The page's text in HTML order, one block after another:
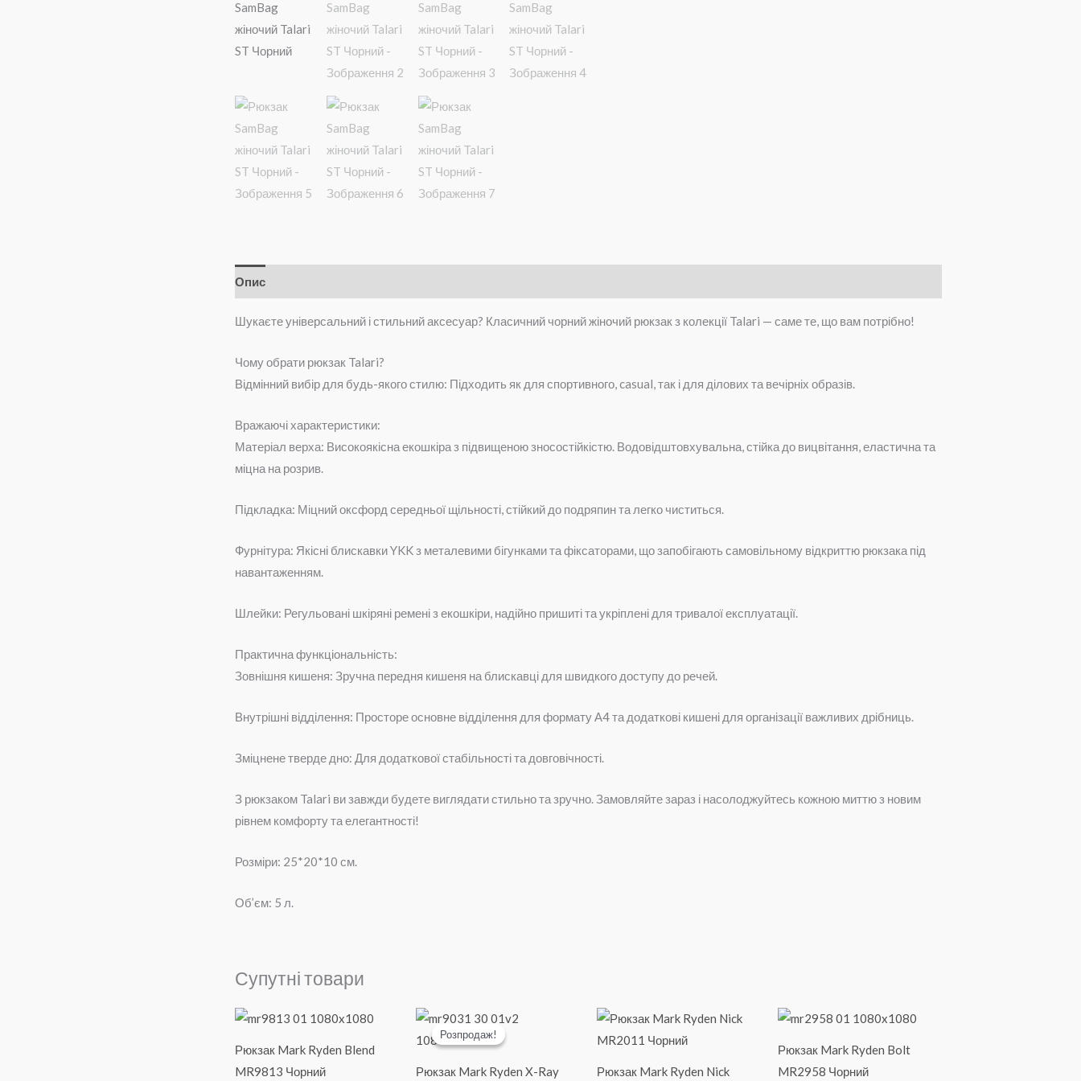
Опис
Шукаєте універсальний і стильний аксесуар? Класичний чорний жіночий рюкзак з колекції Talari — саме те, що вам потрібно!
Чому обрати рюкзак Talari?
Відмінний вибір для будь-якого стилю: Підходить як для спортивного, casual, так і для ділових та вечірніх образів.
Вражаючі характеристики:
Матеріал верха: Високоякісна екошкіра з підвищеною зносостійкістю. Водовідштовхувальна, стійка до вицвітання, еластична та
міцна на розрив.
Підкладка: Міцний оксфорд середньої щільності, стійкий до подряпин та легко чиститься.
Фурнітура: Якісні блискавки YKK з металевими бігунками та фіксаторами, що запобігають самовільному відкриттю рюкзака під
навантаженням.
Шлейки: Регульовані шкіряні ремені з екошкіри, надійно пришиті та укріплені для тривалої експлуатації.
Практична функціональність:
Зовнішня кишеня: Зручна передня кишеня на блискавці для швидкого доступу до речей.
Внутрішні відділення: Просторе основне відділення для формату А4 та додаткові кишені для організації важливих дрібниць.
Зміцнене тверде дно: Для додаткової стабільності та довговічності.
З рюкзаком Talari ви завжди будете виглядати стильно та зручно. Замовляйте зараз і насолоджуйтесь кожною миттю з новим
рівнем комфорту та елегантності!
Розміри: 25*20*10 см.
Об’єм: 5 л.
Супутні товари
Рюкзак Mark Ryden Blend
MR9813 Чорний
Розпродаж!
Розпродаж!
Рюкзак Mark Ryden X-Ray
Рюкзак Mark Ryden Nick
Рюкзак Mark Ryden Bolt
MR2958 Чорний